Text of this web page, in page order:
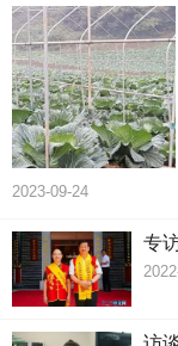
2023-09-24
专